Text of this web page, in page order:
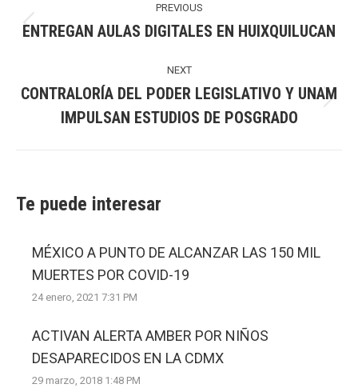
navigation
PREVIOUS
Previous
ENTREGAN AULAS DIGITALES EN HUIXQUILUCAN
NEXT
post:
CONTRALORÍA DEL PODER LEGISLATIVO Y UNAM
IMPULSAN ESTUDIOS DE POSGRADO
Te puede interesar
MÉXICO A PUNTO DE ALCANZAR LAS 150 MIL
MUERTES POR COVID-19
24 enero, 2021 7:31 PM
ACTIVAN ALERTA AMBER POR NIÑOS
DESAPARECIDOS EN LA CDMX
29 marzo, 2018 1:48 PM